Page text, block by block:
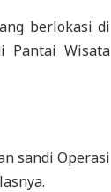
berlokasi di
Pantai Wisata
sandi Operasi